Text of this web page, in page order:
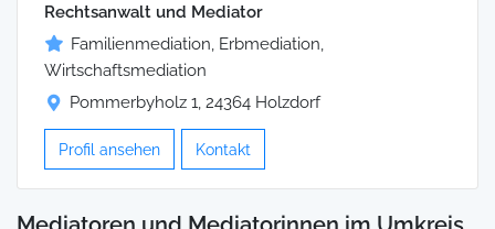
Rechtsanwalt und Mediator
Familienmediation, Erbmediation,
Wirtschaftsmediation
Pommerbyholz 1, 24364 Holzdorf
Profil ansehen Kontakt